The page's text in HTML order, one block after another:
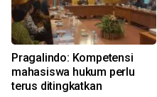
Pragalindo: Kompetensi
mahasiswa hukum perlu
terus ditingkatkan